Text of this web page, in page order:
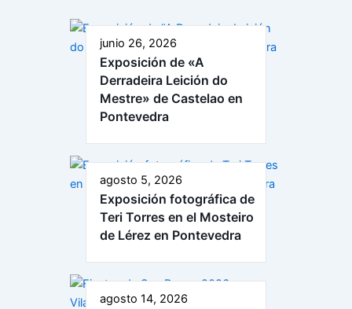
junio 26, 2026
Exposición de «A
Derradeira Leición do
Mestre» de Castelao en
Pontevedra
agosto 5, 2026
Exposición fotográfica de
Teri Torres en el Mosteiro
de Lérez en Pontevedra
agosto 14, 2026